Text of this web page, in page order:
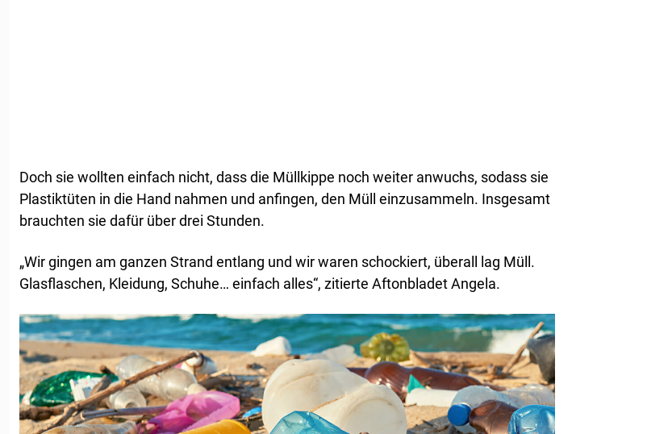
Doch sie wollten einfach nicht, dass die Müllkippe noch weiter anwuchs, sodass sie
Plastiktüten in die Hand nahmen und anfingen, den Müll einzusammeln. Insgesamt
brauchten sie dafür über drei Stunden.
„Wir gingen am ganzen Strand entlang und wir waren schockiert, überall lag Müll.
Glasflaschen, Kleidung, Schuhe… einfach alles“, zitierte Aftonbladet Angela.